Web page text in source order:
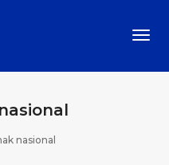
nasional